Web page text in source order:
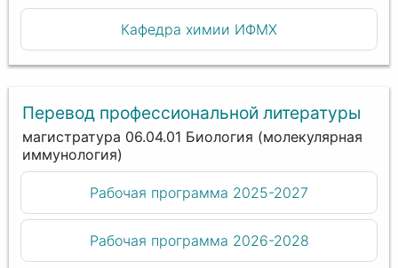
Кафедра химии ИФМХ
Перевод профессиональной литературы
магистратура 06.04.01 Биология (молекулярная
иммунология)
Рабочая программа 2025-2027
Рабочая программа 2026-2028